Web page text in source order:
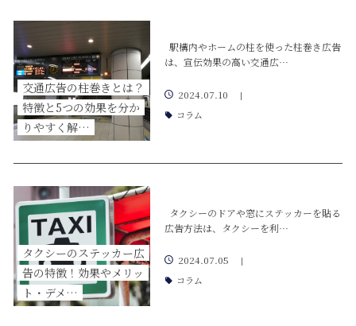
交通広告の柱巻きとは？
特徴と5つの効果を分か
りやすく解…
駅構内やホームの柱を使った柱巻き広告
は、宣伝効果の高い交通広…
2024.07.10
コラム
タクシーのステッカー広
告の特徴！効果やメリッ
ト・デメ…
タクシーのドアや窓にステッカーを貼る
広告方法は、タクシーを利…
2024.07.05
コラム